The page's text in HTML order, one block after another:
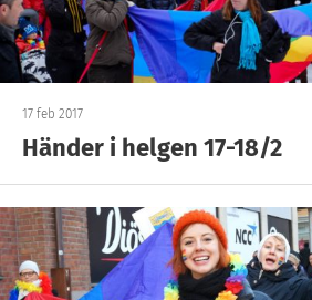
17 feb 2017
Händer i helgen 17-18/2